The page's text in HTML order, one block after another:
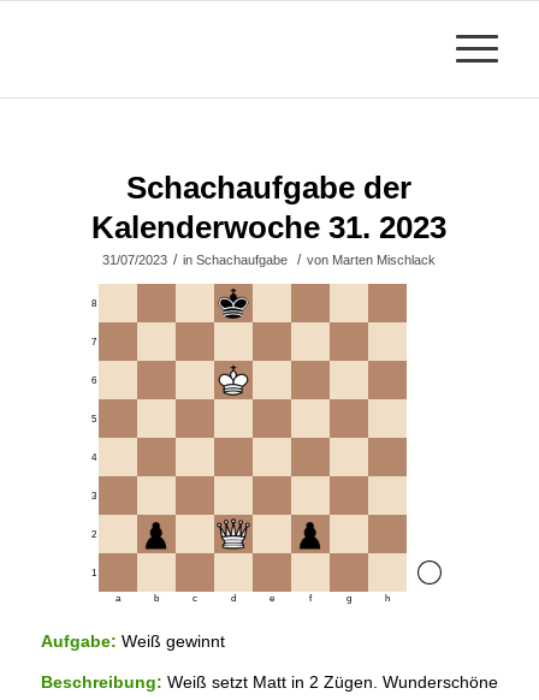
Schachaufgabe der
Kalenderwoche 31. 2023
31/07/2023 / inSchachaufgabe / von Marten Mischlack
1
2
3
4
5
6
7
8
a b c d e f g h
Aufgabe: Weiß gewinnt
Beschreibung: Weiß setzt Matt in 2 Zügen. Wunderschöne